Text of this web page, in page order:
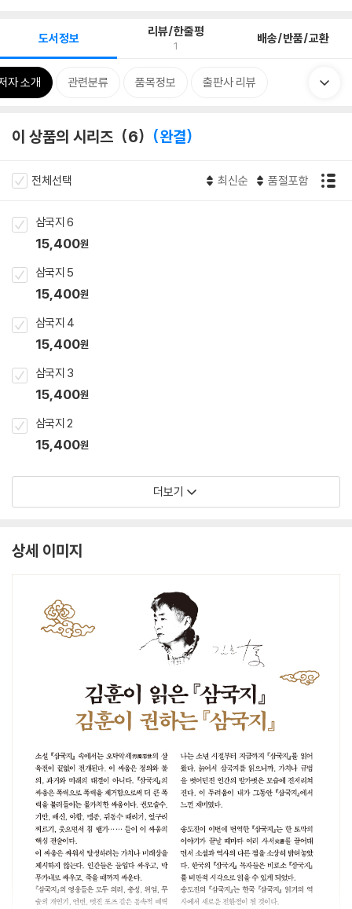
도서정보 리뷰/한줄평
1 배송/반품/교환
자 소개 관련분류 품목정보 출판사 리뷰
이 상품의 시리즈 6 완결
전체선택 최신순 품절포함
삼국지 6
15,400원
삼국지 5
15,400원
삼국지 4
15,400원
삼국지 3
15,400원
삼국지 2
15,400원
더보기
상세 이미지